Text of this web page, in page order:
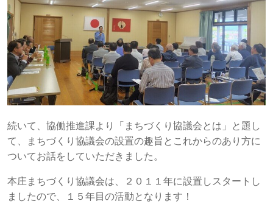
続いて、協働推進課より「まちづくり協議会とは」と題し
て、まちづくり協議会の設置の趣旨とこれからのあり方に
ついてお話をしていただきました。
本庄まちづくり協議会は、２０１１年に設置しスタートし
ましたので、１５年目の活動となります！